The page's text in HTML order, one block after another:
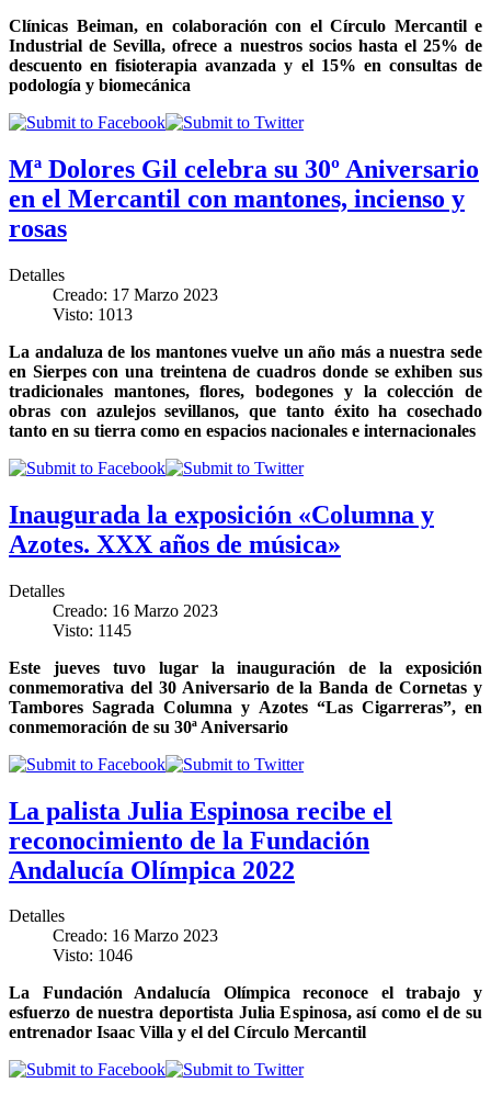
Clínicas Beiman, en colaboración con el Círculo Mercantil e
Industrial de Sevilla, ofrece a nuestros socios hasta el 25% de
descuento en fisioterapia avanzada y el 15% en consultas de
podología y biomecánica
Mª Dolores Gil celebra su 30º Aniversario
en el Mercantil con mantones, incienso y
rosas
Detalles
Creado: 17 Marzo 2023
Visto: 1013
La andaluza de los mantones vuelve un año más a nuestra sede
en Sierpes con una treintena de cuadros donde se exhiben sus
tradicionales mantones, flores, bodegones y la colección de
obras con azulejos sevillanos, que tanto éxito ha cosechado
tanto en su tierra como en espacios nacionales e internacionales
Inaugurada la exposición «Columna y
Azotes. XXX años de música»
Detalles
Creado: 16 Marzo 2023
Visto: 1145
Este jueves tuvo lugar la inauguración de la exposición
conmemorativa del 30 Aniversario de la Banda de Cornetas y
Tambores Sagrada Columna y Azotes “Las Cigarreras”, en
conmemoración de su 30ª Aniversario
La palista Julia Espinosa recibe el
reconocimiento de la Fundación
Andalucía Olímpica 2022
Detalles
Creado: 16 Marzo 2023
Visto: 1046
La Fundación Andalucía Olímpica reconoce el trabajo y
esfuerzo de nuestra deportista Julia Espinosa, así como el de su
entrenador Isaac Villa y el del Círculo Mercantil